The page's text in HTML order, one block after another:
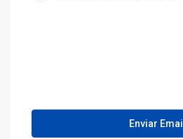
Enviar Email